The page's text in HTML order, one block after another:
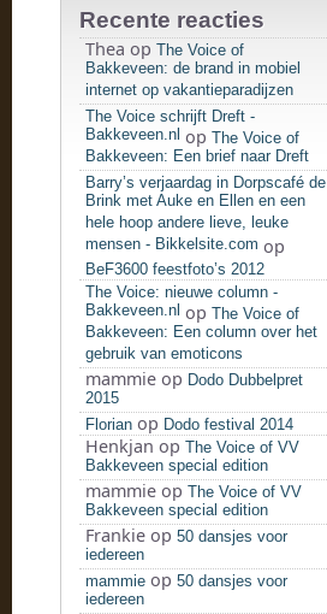
Recente reacties
Thea op The Voice of
Bakkeveen: de brand in mobiel
internet op vakantieparadijzen
The Voice schrijft Dreft -
Bakkeveen.nl op The Voice of
Bakkeveen: Een brief naar Dreft
Barry’s verjaardag in Dorpscafé de
Brink met Auke en Ellen en een
hele hoop andere lieve, leuke
mensen - Bikkelsite.com op
BeF3600 feestfoto’s 2012
The Voice: nieuwe column -
Bakkeveen.nl op The Voice of
Bakkeveen: Een column over het
gebruik van emoticons
mammie op Dodo Dubbelpret
2015
Florian op Dodo festival 2014
Henkjan op The Voice of VV
Bakkeveen special edition
mammie op The Voice of VV
Bakkeveen special edition
Frankie op 50 dansjes voor
iedereen
mammie op 50 dansjes voor
iedereen